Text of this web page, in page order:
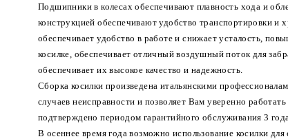
Подшипники в колесах обеспечивают плавность хода и
конструкцией обеспечивают удобство транспортировки и
обеспечивает удобство в работе и снижает усталость,
косилке, обеспечивает отличный воздушный поток для
обеспечивает их высокое качество и надежность.
Сборка косилки произведена итальянскими
случаев неисправности и позволяет Вам уверенно
подтверждено периодом гарантийного обслуживания 3 года.
В осеннее время года возможно использование косилки для